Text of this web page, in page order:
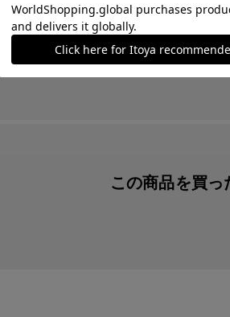
この商品を見
この商品を買っ